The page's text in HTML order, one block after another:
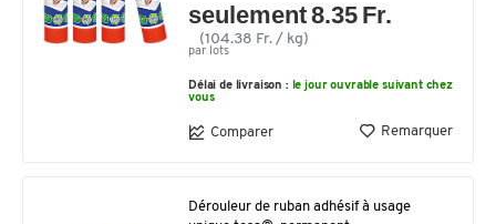
seulement 8.35 Fr.
(104.38 Fr. / kg)
par lots
Délai de livraison : le jour ouvrable suivant chez
vous
Comparer Remarquer
Dérouleur de ruban adhésif à usage